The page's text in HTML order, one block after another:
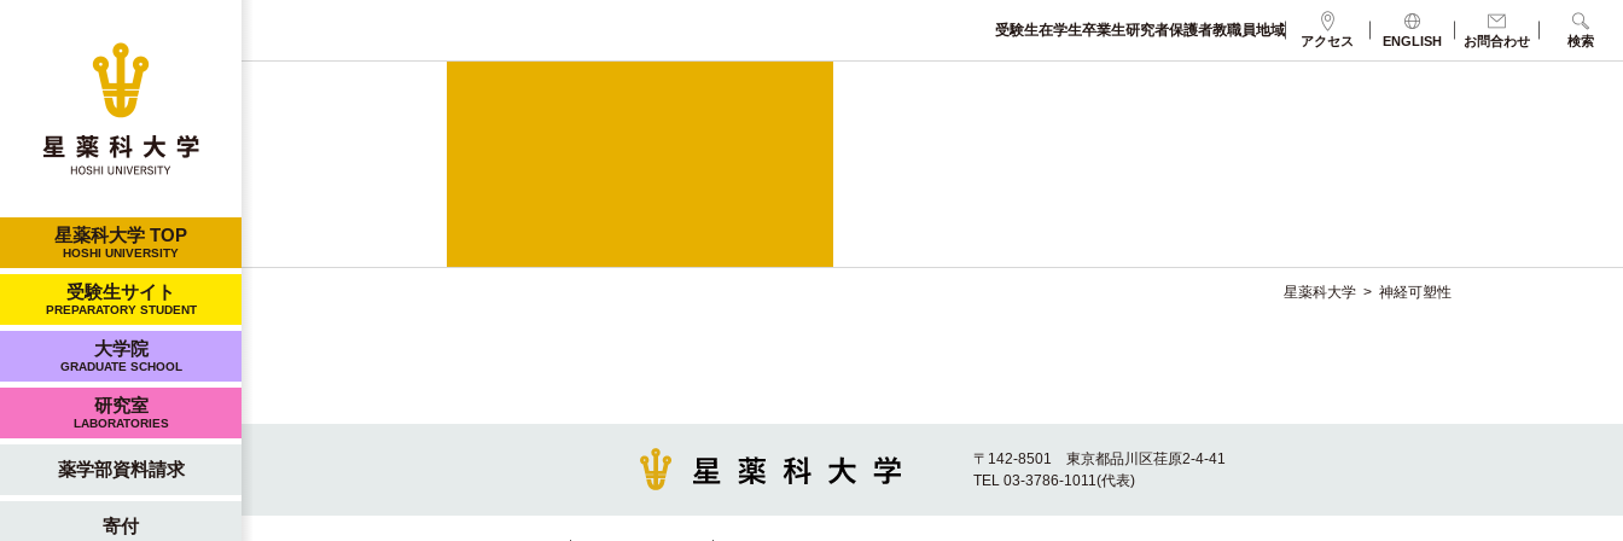
星薬科大学 TOP
HOSHI UNIVERSITY
受験生サイト
PREPARATORY STUDENT
大学院
GRADUATE SCHOOL
研究室
LABORATORIES
薬学部資料請求
寄付
受験生在学生卒業生研究者保護者教職員地域
アクセス ENGLISH お問合わせ 検索
星薬科大学 > 神経可塑性
〒142-8501 東京都品川区荏原2-4-41
TEL 03-3786-1011(代表)